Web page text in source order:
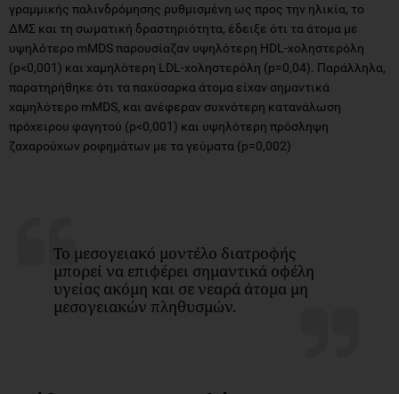
γραμμικής παλινδρόμησης ρυθμισμένη ως προς την ηλικία, το
ΔΜΣ και τη σωματική δραστηριότητα, έδειξε ότι τα άτομα με
υψηλότερο mMDS παρουσίαζαν υψηλότερη HDL-χοληστερόλη
(p<0,001) και χαμηλότερη LDL-χοληστερόλη (p=0,04). Παράλληλα,
παρατηρήθηκε ότι τα παχύσαρκα άτομα είχαν σημαντικά
χαμηλότερο mMDS, και ανέφεραν συχνότερη κατανάλωση
πρόχειρου φαγητού (p<0,001) και υψηλότερη πρόσληψη
ζαχαρούχων ροφημάτων με τα γεύματα (p=0,002)
Το μεσογειακό μοντέλο διατροφής
μπορεί να επιφέρει σημαντικά οφέλη
υγείας ακόμη και σε νεαρά άτομα μη
μεσογειακών πληθυσμών.